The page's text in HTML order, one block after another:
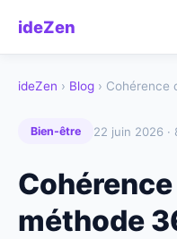
ideZen
ideZen › Blog › Cohérence
Bien-être 22 juin 2026 ·
méthode